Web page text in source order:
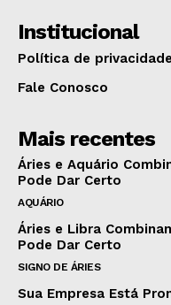
Institucional
Política de privacidade
Fale Conosco
Mais recentes
Áries e Aquário
Pode Dar Certo
AQUÁRIO
Áries e Libra
Pode Dar Certo
SIGNO DE ÁRIES
Sua Empresa Está